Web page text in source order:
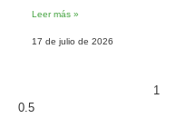
Leer más »
17 de julio de 2026
1